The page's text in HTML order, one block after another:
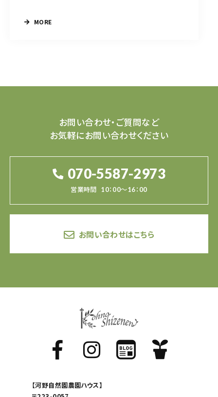
MORE
お問い合わせ・ご質問など
お気軽にお問い合わせください
070-5587-2973
営業時間 10：00～16：00
お問い合わせはこちら
【河野自然園農園ハウス】